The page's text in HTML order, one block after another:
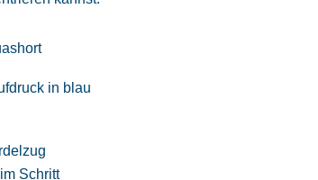
in blau
Schritt